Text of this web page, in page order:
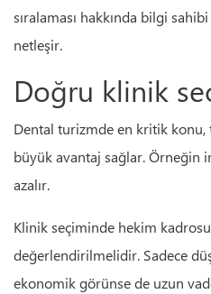
sıralaması hakkında bilgi
netleşir.
Doğru klinik
Dental turizmde en kritik konu,
büyük avantaj sağlar. Örneğin
azalır.
Klinik seçiminde hekim
değerlendirilmelidir. Sadece
ekonomik görünse de uzun